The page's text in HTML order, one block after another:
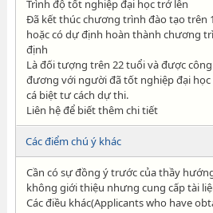
Trình độ tốt nghiệp đại học trở lên
Đã kết thúc chương trình đào tạo trên
hoặc có dự định hoàn thành chương
định
Là đối tượng trên 22 tuổi và được
đương với người đã tốt nghiệp đại
cá biệt tư cách dự thi.
Liên hệ để biết thêm chi tiết
Các điểm chú ý khác
Cần có sự đồng ý trước của thầy
không giới thiệu nhưng cung cấp tài
Các điều khác(Applicants who have